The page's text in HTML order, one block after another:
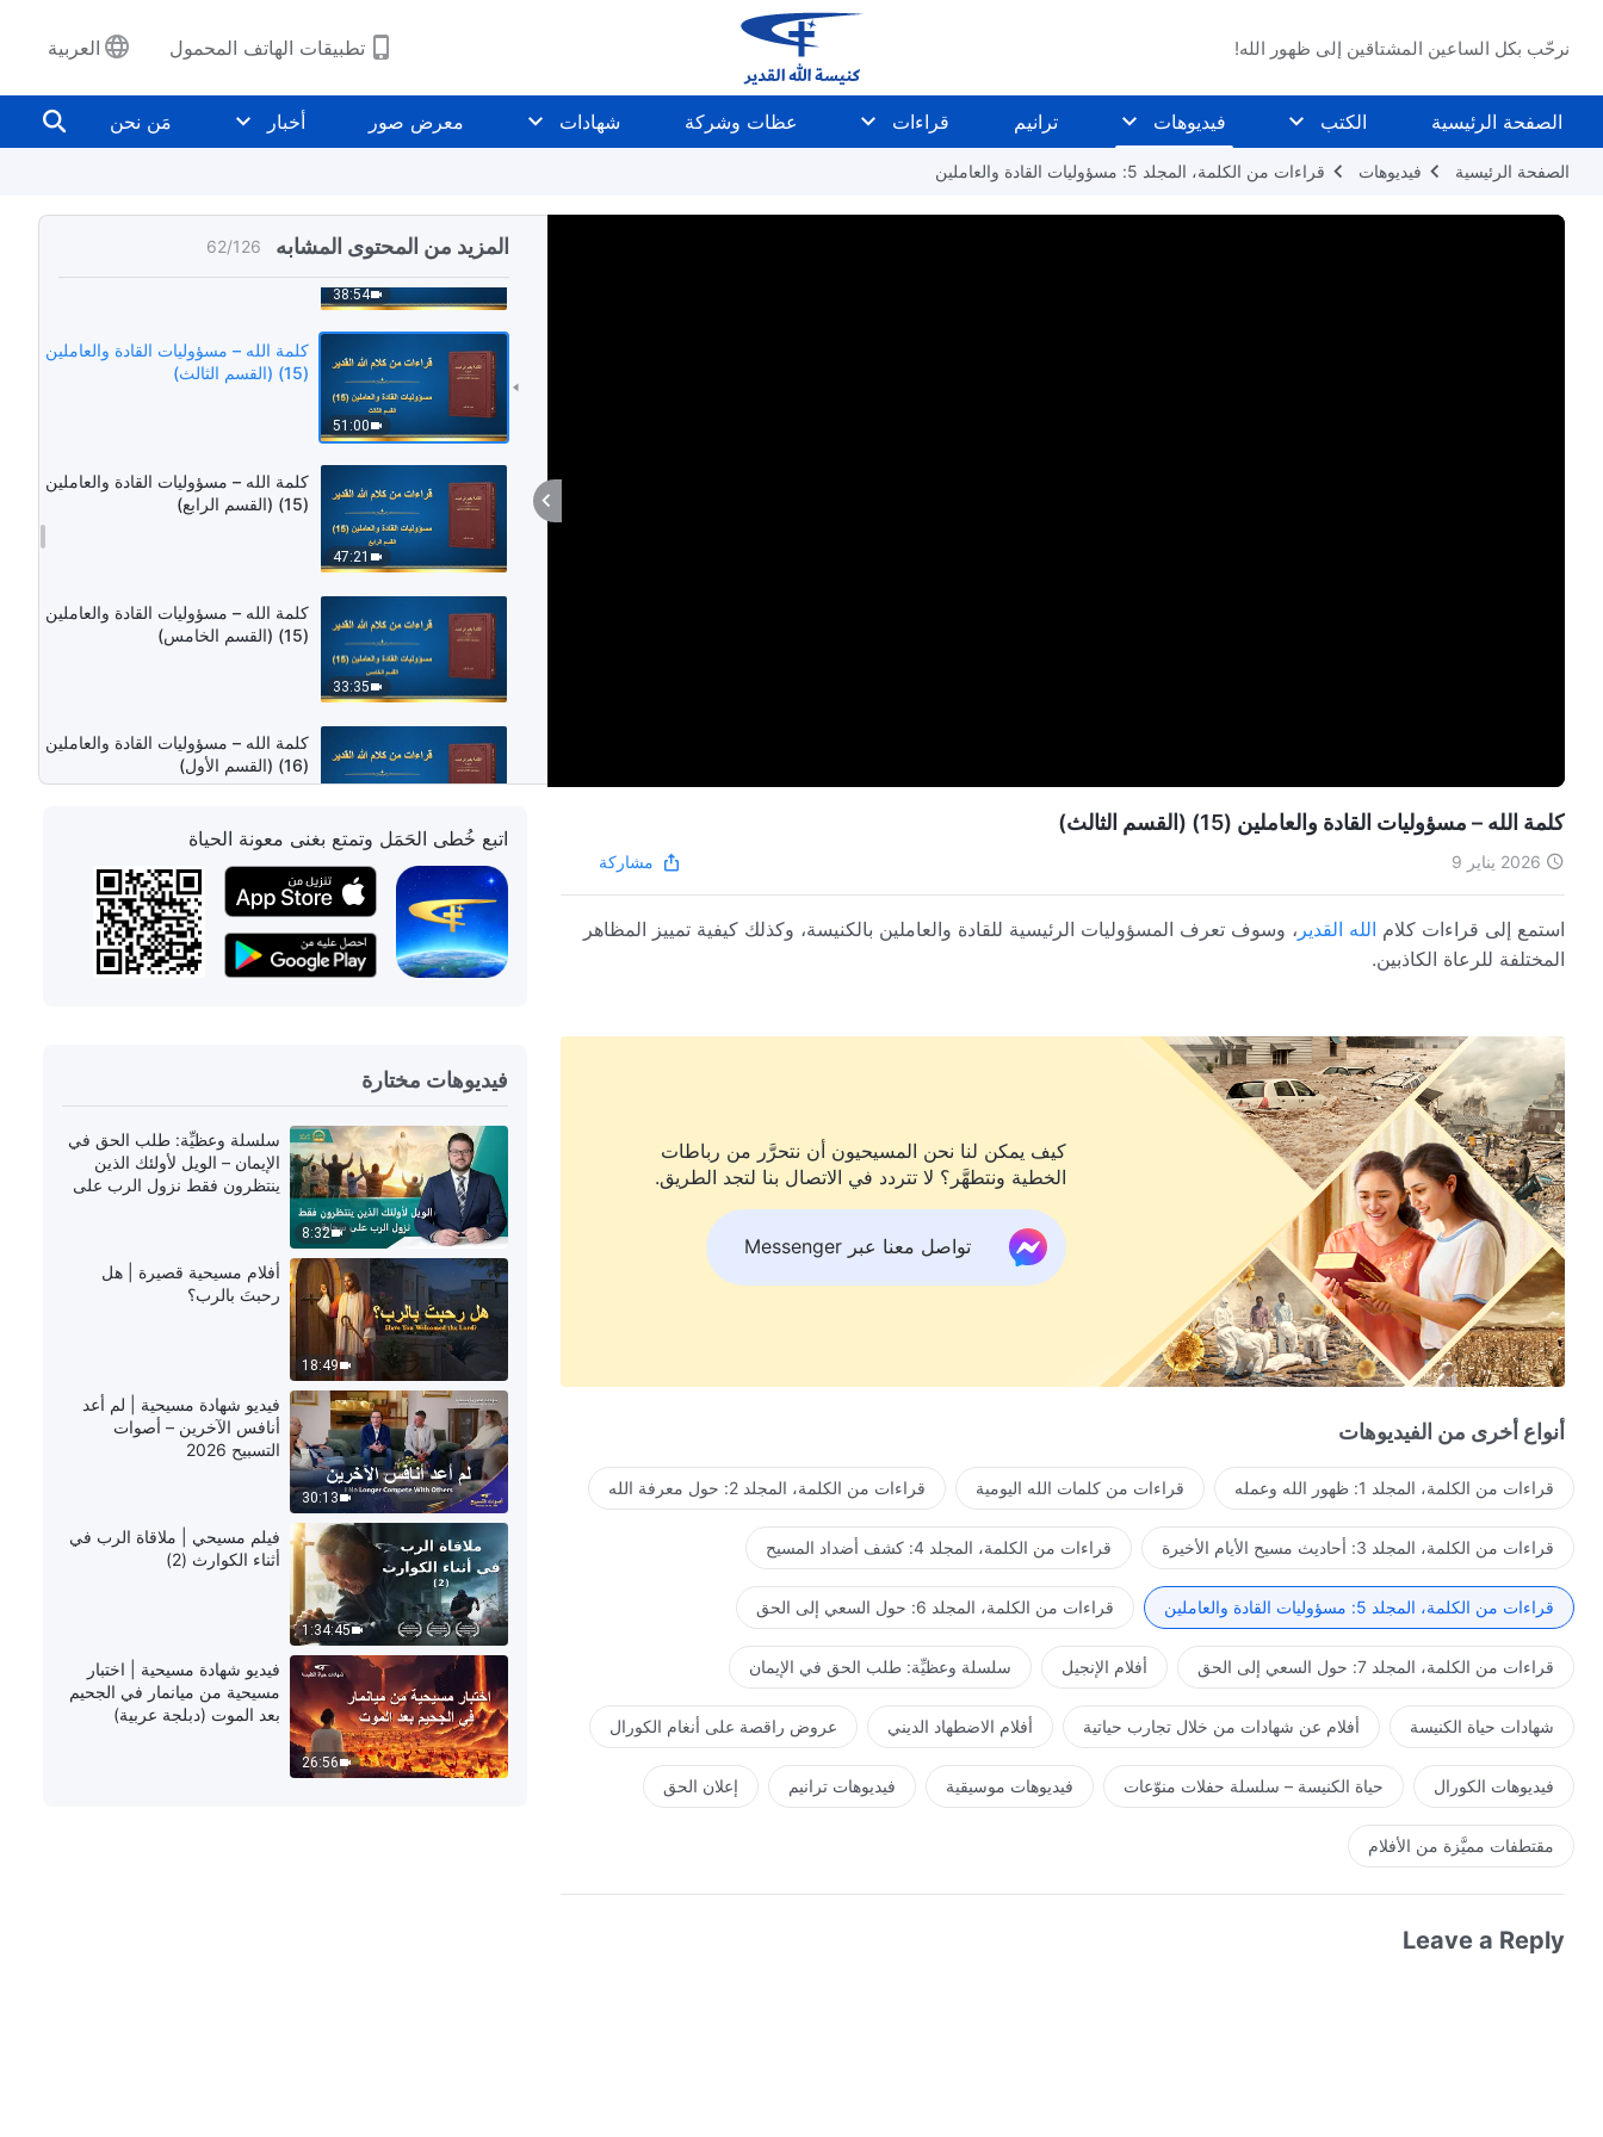
نرحّب بكل الساعين المشتاقين إلى ظهور الله! تطبيقات الهاتف المحمول العربية
الصفحة الرئيسية الكتب فيديوهات ترانيم قراءات عظات وشركة شهادات معرض صور أخبار مَن نحن
الصفحة الرئيسية فيديوهات قراءات من الكلمة، المجلد 5: مسؤوليات القادة والعاملين
المزيد من المحتوى المشابه 62/126
38:54
كلمة الله – مسؤوليات القادة والعاملين
(15) (القسم الثاني)
51:00
كلمة الله – مسؤوليات القادة والعاملين
(15) (القسم الثالث)
47:21
كلمة الله – مسؤوليات القادة والعاملين
(15) (القسم الرابع)
33:35
كلمة الله – مسؤوليات القادة والعاملين
(15) (القسم الخامس)
كلمة الله – مسؤوليات القادة والعاملين
(16) (القسم الأول)
25:48
كلمة الله – مسؤوليات القادة والعاملين
(16) (القسم الثاني)
42:51
42:15
كلمة الله – مسؤوليات القادة والعاملين
(16) (القسم الرابع)
39:46
كلمة الله – مسؤوليات القادة والعاملين
(16) (القسم الخامس)
55:16
كلمة الله – مسؤوليات القادة والعاملين
49:22
كلمة الله – مسؤوليات القادة والعاملين
(17) (القسم الثاني)
1:01:33
كلمة الله – مسؤوليات القادة والعاملين
(17) (القسم الثالث)
كلمة الله – مسؤوليات القادة والعاملين (15) (القسم الثالث)
2026 يناير 9 مشاركة
استمع إلى قراءات كلام الله القدير ، وسوف تعرف المسؤوليات الرئيسية للقادة والعاملين بالكنيسة، وكذلك كيفية تمييز المظاهر
المختلفة للرعاة الكاذبين.
كيف يمكن لنا نحن المسيحيون أن نتحرَّر من رباطات
الخطية ونتطهَّر؟ لا تتردد في الاتصال بنا لتجد الطريق.
تواصل معنا عبر Messenger
أنواع أخرى من الفيديوهات
قراءات من الكلمة، المجلد 1: ظهور الله وعمله قراءات من كلمات الله اليومية قراءات من الكلمة، المجلد 2: حول معرفة الله
قراءات من الكلمة، المجلد 3: أحاديث مسيح الأيام الأخيرة قراءات من الكلمة، المجلد 4: كشف أضداد المسيح
قراءات من الكلمة، المجلد 5: مسؤوليات القادة والعاملين قراءات من الكلمة، المجلد 6: حول السعي إلى الحق
قراءات من الكلمة، المجلد 7: حول السعي إلى الحق أفلام الإنجيل سلسلة وعظيِّة: طلب الحق في الإيمان
شهادات حياة الكنيسة أفلام عن شهادات من خلال تجارب حياتية أفلام الاضطهاد الديني عروض راقصة على أنغام الكورال
فيديوهات الكورال حياة الكنيسة – سلسلة حفلات منوّعات فيديوهات موسيقية فيديوهات ترانيم إعلان الحق
مقتطفات مميَّزة من الأفلام
Leave a Reply
اتبع خُطى الحَمَل وتمتع بغنى معونة الحياة
فيديوهات مختارة
8:32
سلسلة وعظيِّة: طلب الحق في
الإيمان – الويل لأولئك الذين
ينتظرون فقط نزول الرب على
18:49
أفلام مسيحية قصيرة | هل
رحبتَ بالرب؟
30:13
فيديو شهادة مسيحية | لم أعد
أنافس الآخرين – أصوات
التسبيح 2026
1:34:45
فيلم مسيحي | ملاقاة الرب في
أثناء الكوارث (2)
26:56
فيديو شهادة مسيحية | اختبار
مسيحية من ميانمار في الجحيم
بعد الموت (دبلجة عربية)